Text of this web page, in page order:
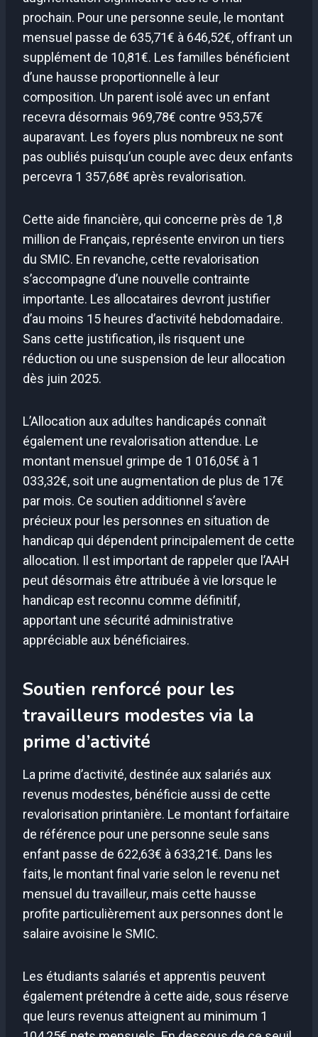
prochain. Pour une personne seule, le montant
mensuel passe de 635,71€ à 646,52€, offrant un
supplément de 10,81€. Les familles bénéficient
d’une hausse proportionnelle à leur
composition. Un parent isolé avec un enfant
recevra désormais 969,78€ contre 953,57€
auparavant. Les foyers plus nombreux ne sont
pas oubliés puisqu’un couple avec deux enfants
percevra 1 357,68€ après revalorisation.
Cette aide financière, qui concerne près de 1,8
million de Français, représente environ un tiers
du SMIC. En revanche, cette revalorisation
s’accompagne d’une nouvelle contrainte
importante. Les allocataires devront justifier
d’au moins 15 heures d’activité hebdomadaire.
Sans cette justification, ils risquent une
réduction ou une suspension de leur allocation
dès juin 2025.
L’Allocation aux adultes handicapés connaît
également une revalorisation attendue. Le
montant mensuel grimpe de 1 016,05€ à 1
033,32€, soit une augmentation de plus de 17€
par mois. Ce soutien additionnel s’avère
précieux pour les personnes en situation de
handicap qui dépendent principalement de cette
allocation. Il est important de rappeler que l’AAH
peut désormais être attribuée à vie lorsque le
handicap est reconnu comme définitif,
apportant une sécurité administrative
appréciable aux bénéficiaires.
Soutien renforcé pour les
travailleurs modestes via la
prime d’activité
La prime d’activité, destinée aux salariés aux
revenus modestes, bénéficie aussi de cette
revalorisation printanière. Le montant forfaitaire
de référence pour une personne seule sans
enfant passe de 622,63€ à 633,21€. Dans les
faits, le montant final varie selon le revenu net
mensuel du travailleur, mais cette hausse
profite particulièrement aux personnes dont le
salaire avoisine le SMIC.
Les étudiants salariés et apprentis peuvent
également prétendre à cette aide, sous réserve
que leurs revenus atteignent au minimum 1